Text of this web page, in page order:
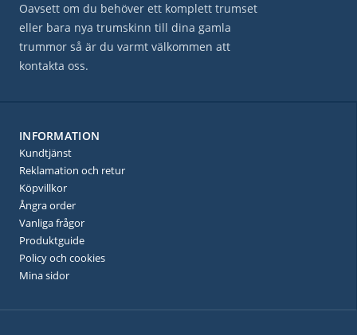
Oavsett om du behöver ett komplett trumset
eller bara nya trumskinn till dina gamla
trummor så är du varmt välkommen att
kontakta oss.
INFORMATION
Kundtjänst
Reklamation och retur
Köpvillkor
Ångra order
Vanliga frågor
Produktguide
Policy och cookies
Mina sidor